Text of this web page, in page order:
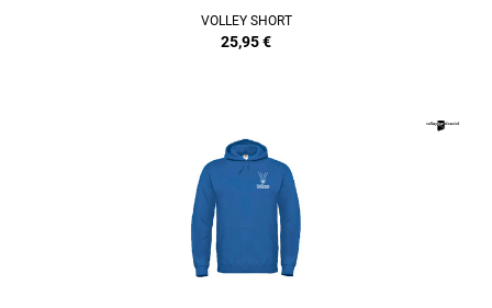
VOLLEY SHORT
25,95€